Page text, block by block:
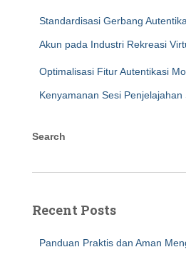
Standardisasi Gerbang
Akun pada Industri Rekreasi
Optimalisasi Fitur Autentikasi
Kenyamanan Sesi Penjelajahan
Search
Recent Posts
Panduan Praktis dan Aman